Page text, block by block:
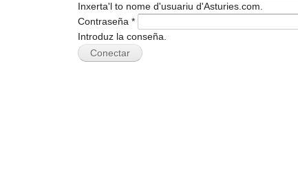
Inxerta'l to nome d'usuariu d'Asturies.com.
Contraseña *
Introduz la conseña.